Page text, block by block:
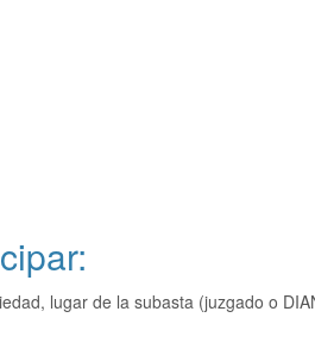
lugar de la subasta (juzgado o